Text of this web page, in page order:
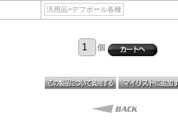
汎用品>デフボール各種
個